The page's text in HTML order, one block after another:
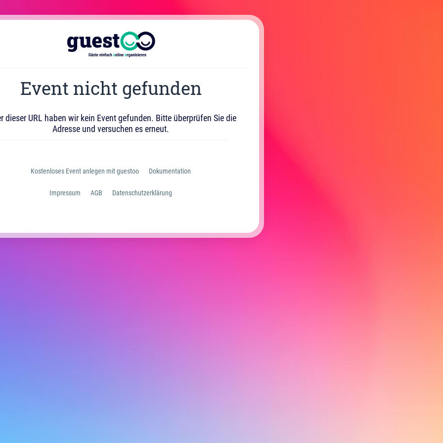
Event nicht gefunden
dieser URL haben wir kein Event gefunden. Bitte überprüfen Sie die
Adresse und versuchen es erneut.
Kostenloses Event anlegen mit guestoo Dokumentation
Impressum AGB Datenschutzerklärung